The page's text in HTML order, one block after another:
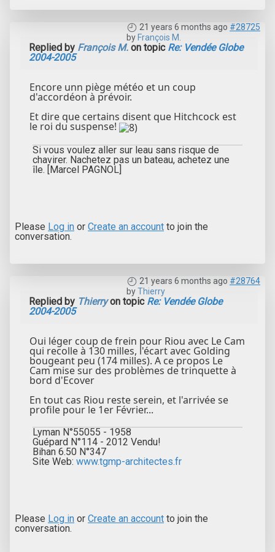
21 years 6 months ago #28725
by François M.
Replied by François M. on topic Re: Vendée Globe
2004-2005
Encore unn piège météo et un coup
d'accordéon à prévoir.
Et dire que certains disent que Hitchcock est
le roi du suspense!
Si vous voulez aller sur leau sans risque de
chavirer. Nachetez pas un bateau, achetez une
île. [Marcel PAGNOL]
Please Log in or Create an account to join the
conversation.
21 years 6 months ago #28764
byThierry
Replied by Thierryon topic Re: Vendée Globe
2004-2005
Oui léger coup de frein pour Riou avec Le Cam
qui recolle à 130 milles, l'écart avec Golding
bougeant peu (174 milles). A ce propos Le
Cam mise sur des problèmes de trinquette à
bord d'Ecover
En tout cas Riou reste serein, et l'arrivée se
profile pour le 1er Février...
Lyman N°55055 - 1958
Guépard N°114 - 2012 Vendu!
Bihan 6.50 N°347
Site Web: www.tgmp-architectes.fr
Please Log in or Create an account to join the
conversation.